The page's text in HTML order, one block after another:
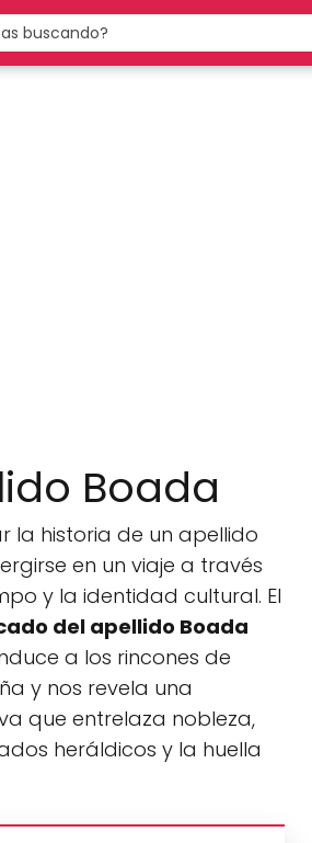
Boada
la historia de un apellido
en un viaje a través
y la identidad cultural. El
del apellido Boada
a los rincones de
y nos revela una
que entrelaza nobleza,
heráldicos y la huella